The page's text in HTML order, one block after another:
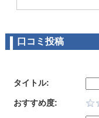
口コミ投稿
タイトル:
おすすめ度: